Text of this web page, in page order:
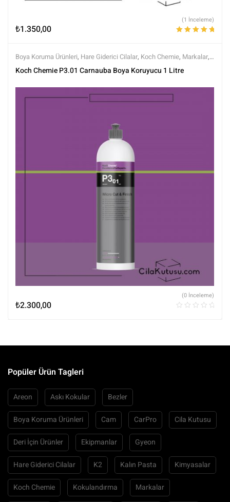
₺1.350,00
(1 İnceleme)
Boya Koruma Ürünleri, Hare Giderici Cilalar, Koch Chemie, Markalar,
Polisaj,Tüm Ürünler,Tüm Ürünler
Koch Chemie P3.01 Carnauba Boya Koruyucu 1 Litre
₺2.300,00
(0 İnceleme)
Popüler Ürün Tagleri
Areon Askı Kokular Bezler
Boya Koruma Ürünleri Cam CarPro Cila Kutusu
Deri İçin Ürünler Ekipmanlar Gyeon
Hare Giderici Cilalar K2 Kalın Pasta Kimyasalar
Koch Chemie Kokulandırma Markalar